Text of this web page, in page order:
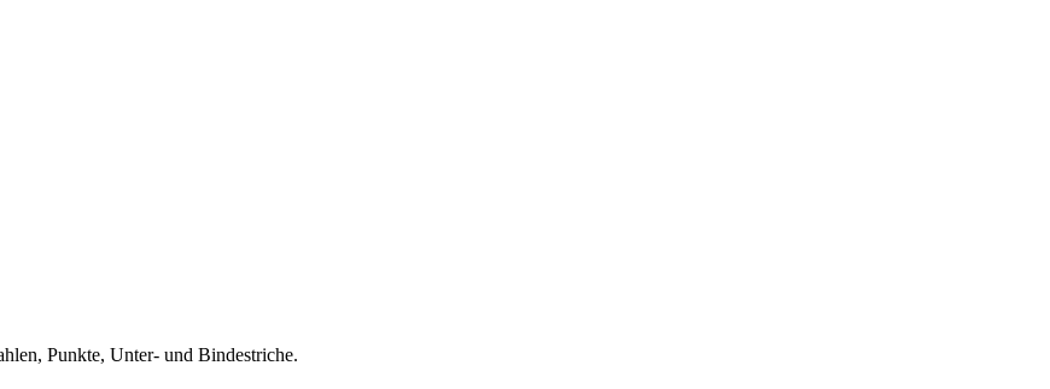
Punkte, Unter- und Bindestriche.